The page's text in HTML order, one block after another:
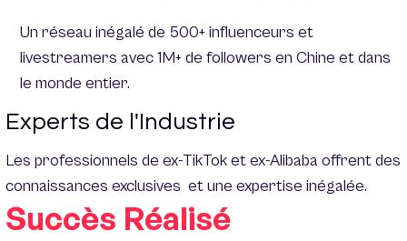
Experts de l'Industrie
Les professionnels de ex-TikTok et ex-Alibaba offrent des
connaissances exclusives et une expertise inégalée.
Succès Réalisé
Un réseau inégalé de 500+ influenceurs et
livestreamers avec 1M+ de followers en Chine et dans
le monde entier.